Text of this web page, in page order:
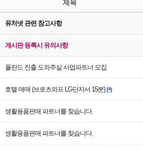
제목
퓨처넷 관련 참고사항
게시판 등록시 유의사항
폴란드 진출 도와주실 사업파트너 모집
호텔 매매 (브로츠와프 LG단지서 15분)
생활용품판매 파트너를 찾습니다.
생활용품판매 파트너를 찾습니다.